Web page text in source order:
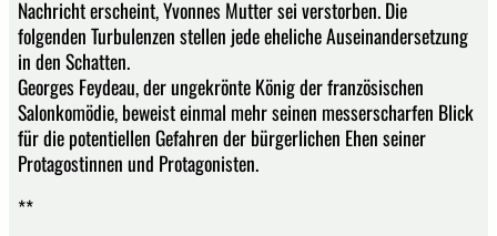
Nachricht erscheint, Yvonnes Mutter sei verstorben. Die
folgenden Turbulenzen stellen jede eheliche Auseinandersetzung
in den Schatten.
Georges Feydeau, der ungekrönte König der französischen
Salonkomödie, beweist einmal mehr seinen messerscharfen Blick
für die potentiellen Gefahren der bürgerlichen Ehen seiner
Protagostinnen und Protagonisten.
**